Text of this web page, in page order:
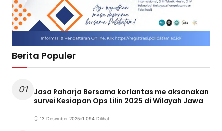
Berita Populer
01
Jasa Raharja Bersama korlantas melaksanakan
survei Kesiapan Ops Lilin 2025 di Wilayah Jawa
13 Desember 2025•1.094 Dilihat